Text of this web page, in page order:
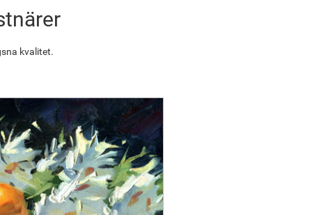
kvalitet.